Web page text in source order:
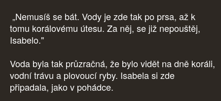
„Nemusíš se bát. Vody je zde tak po prsa, až k
tomu korálovému útesu. Za něj, se již nepouštěj,
Isabelo."
Voda byla tak průzračná, že bylo vidět na dně koráli,
vodní trávu a plovoucí ryby. Isabela si zde
připadala, jako v pohádce.